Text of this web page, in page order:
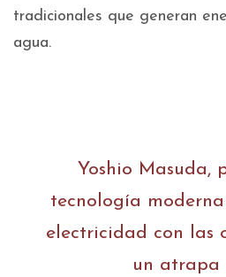
tradicionales que generan
agua.
Yoshio Masuda,
tecnología
electricidad con las
un atrapa